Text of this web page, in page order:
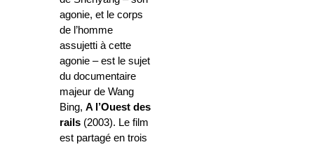
agonie, et le corps
de l’homme
assujetti à cette
agonie – est le sujet
du documentaire
majeur de Wang
Bing, A l’Ouest des
rails (2003). Le film
est partagé en trois